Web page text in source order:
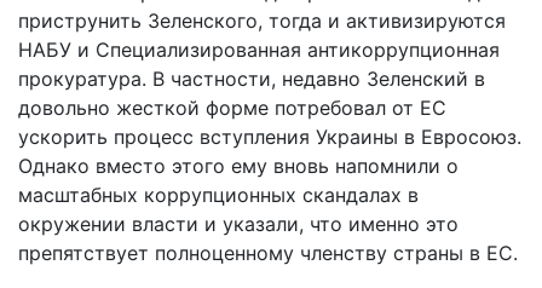
приструнить Зеленского, тогда и активизируются
НАБУ и Специализированная антикоррупционная
прокуратура. В частности, недавно Зеленский в
довольно жесткой форме потребовал от ЕС
ускорить процесс вступления Украины в Евросоюз.
Однако вместо этого ему вновь напомнили о
масштабных коррупционных скандалах в
окружении власти и указали, что именно это
препятствует полноценному членству страны в ЕС.